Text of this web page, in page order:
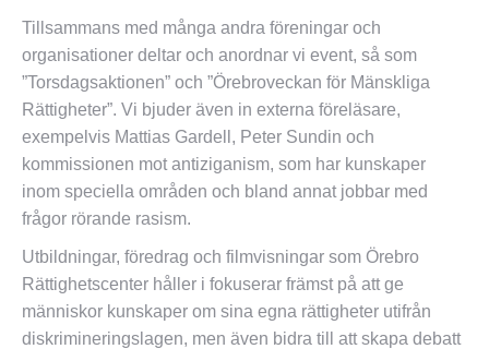
Tillsammans med många andra föreningar och
organisationer deltar och anordnar vi event, så som
”Torsdagsaktionen” och ”Örebroveckan för Mänskliga
Rättigheter”. Vi bjuder även in externa föreläsare,
exempelvis Mattias Gardell, Peter Sundin och
kommissionen mot antiziganism, som har kunskaper
inom speciella områden och bland annat jobbar med
frågor rörande rasism.
Utbildningar, föredrag och filmvisningar som Örebro
Rättighetscenter håller i fokuserar främst på att ge
människor kunskaper om sina egna rättigheter utifrån
diskrimineringslagen, men även bidra till att skapa debatt